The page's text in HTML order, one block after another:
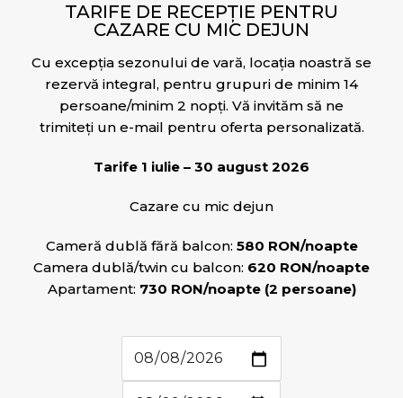
TARIFE DE RECEPȚIE PENTRU
CAZARE CU MIC DEJUN
Cu excepția sezonului de vară, locația noastră se
rezervă integral, pentru grupuri de minim 14
persoane/minim 2 nopți. Vă invităm să ne
trimiteți un e-mail pentru oferta personalizată.
Tarife 1 iulie – 30 august 2026
Cazare cu mic dejun
Cameră dublă fără balcon: 580 RON/noapte
Camera dublă/twin cu balcon: 620 RON/noapte
Apartament: 730 RON/noapte (2 persoane)